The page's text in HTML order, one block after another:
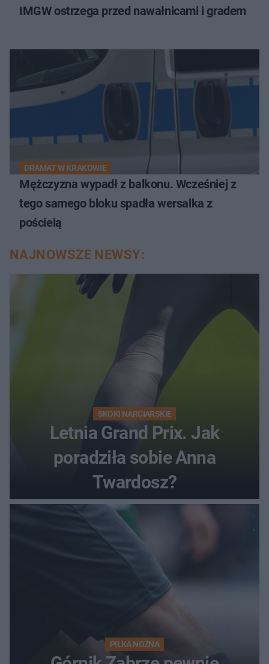
IMGW ostrzega przed nawałnicami i gradem
DRAMAT W KRAKOWIE
Mężczyzna wypadł z balkonu. Wcześniej z
tego samego bloku spadła wersalka z
pościelą
NAJNOWSZE NEWSY:
SKOKI NARCIARSKIE
Letnia Grand Prix. Jak
poradziła sobie Anna
Twardosz?
PIŁKA NOŻNA